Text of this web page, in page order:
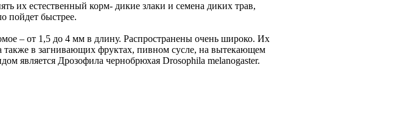
их естественный корм- дикие злаки и семена диких трав,
пойдет быстрее.
– от 1,5 до 4 мм в длину. Распространены очень широко. Их
в загнивающих фруктах, пивном сусле, на вытекающем
является Дрозофила чернобрюхая Drosophila melanogaster.